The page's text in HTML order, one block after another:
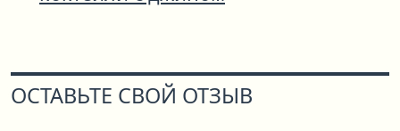
ОСТАВЬТЕ СВОЙ ОТЗЫВ